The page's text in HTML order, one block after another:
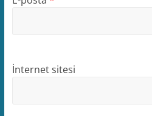
İnternet sitesi